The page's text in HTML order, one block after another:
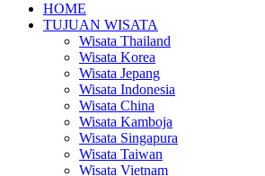
HOME
TUJUAN WISATA
Wisata Thailand
Wisata Korea
Wisata Jepang
Wisata Indonesia
Wisata China
Wisata Kamboja
Wisata Singapura
Wisata Taiwan
Wisata Vietnam